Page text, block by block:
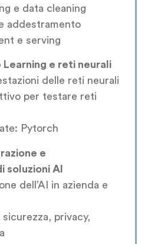
e data cleaning
addestramento
e serving
Learning e reti neurali
delle reti neurali
per testare reti
Pytorch
e
soluzioni AI
dell’AI in azienda e
privacy,